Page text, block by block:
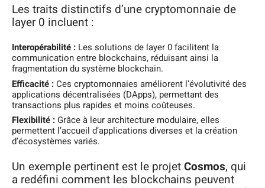
Les traits distinctifs d’une cryptomonnaie de
layer 0 incluent :
Interopérabilité : Les solutions de layer 0 facilitent la
communication entre blockchains, réduisant ainsi la
fragmentation du système blockchain.
Efficacité :Ces cryptomonnaies améliorent l’évolutivité des
applications décentralisées (DApps), permettant des
transactions plus rapides et moins coûteuses.
Flexibilité : Grâce à leur architecture modulaire, elles
permettent l’accueil d’applications diverses et la création
d’écosystèmes variés.
Un exemple pertinent est le projetCosmos, qui
a redéfini comment les blockchains peuvent